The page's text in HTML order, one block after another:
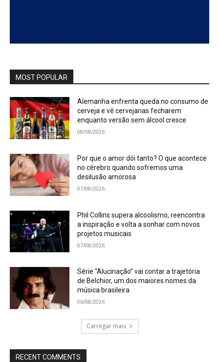
MOST POPULAR
Alemanha enfrenta queda no consumo de
cerveja e vê cervejarias fecharem
enquanto versão sem álcool cresce
08/08/2026
Por que o amor dói tanto? O que acontece
no cérebro quando sofremos uma
desilusão amorosa
07/08/2026
Phil Collins supera alcoolismo, reencontra
a inspiração e volta a sonhar com novos
projetos musicais
07/08/2026
Série “Alucinação” vai contar a trajetória
de Belchior, um dos maiores nomes da
música brasileira
06/08/2026
Carregar mais
RECENT COMMENTS